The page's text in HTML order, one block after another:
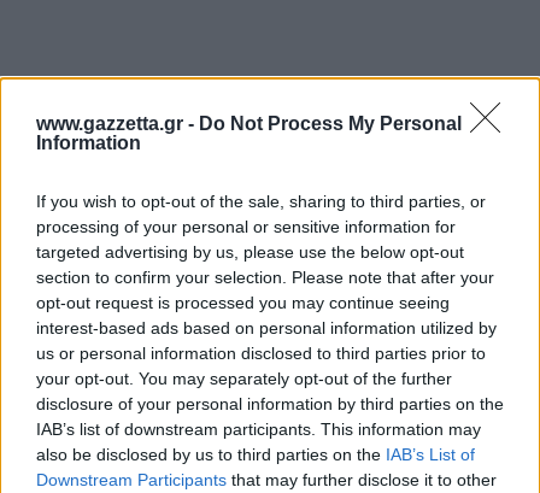
www.gazzetta.gr - Do Not Process My Personal
Information
If you wish to opt-out of the sale, sharing to third parties, or
processing of your personal or sensitive information for
targeted advertising by us, please use the below opt-out
section to confirm your selection. Please note that after your
opt-out request is processed you may continue seeing
interest-based ads based on personal information utilized by
us or personal information disclosed to third parties prior to
your opt-out. You may separately opt-out of the further
disclosure of your personal information by third parties on the
IAB’s list of downstream participants. This information may
also be disclosed by us to third parties on the IAB’s List of
Downstream Participants that may further disclose it to other
Το bilimbi φαίνεται να προσφέρει μια φυσική
εναλλακτική, αξιοποιώντας τη δική του υψηλή
οξύτητα ώστε να επιτυγχάνει το ίδιο αποτέλεσμα,
μειώνοντας παράλληλα την ανάγκη χρήσης
χημικών ουσιών. Οι μαθητές υποστήριξαν επίσης
ότι το καουτσούκ που παρήχθη ήταν καλύτερης
ποιότητας, αν και το συμπέρασμα αυτό αφορά
αποκλειστικά τα αποτελέσματα του δικού τους